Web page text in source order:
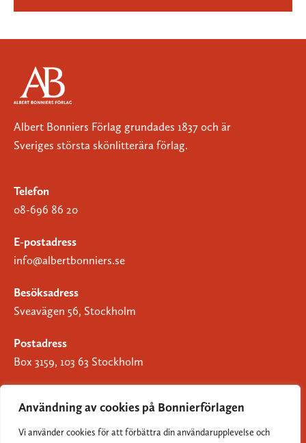
Användning av cookies på Bonnierförlagen
Vi använder cookies för att förbättra din användarupplevelse och
Albert Bonniers Förlag grundades 1837 och är
Sveriges största skönlitterära förlag.
Telefon
08-696 86 20
E-postadress
info@albertbonniers.se
Besöksadress
Sveavägen 56, Stockholm
Postadress
Box 3159, 103 63 Stockholm
Om Bonnierförlagen